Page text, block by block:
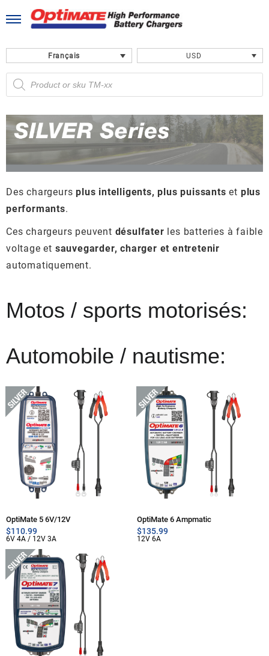
to
Français USD
Recherche
de
produits
Des chargeursplus intelligents, plus puissants et plus
performants.
Ces chargeurs peuvent désulfater les batteries à faible
voltage et sauvegarder, charger et entretenir
automatiquement.
Motos / sports motorisés:
Automobile / nautisme:
OptiMate 5 6V/12V
$110.99
6V 4A / 12V 3A
OptiMate 6 Ampmatic
$135.99
12V 6A